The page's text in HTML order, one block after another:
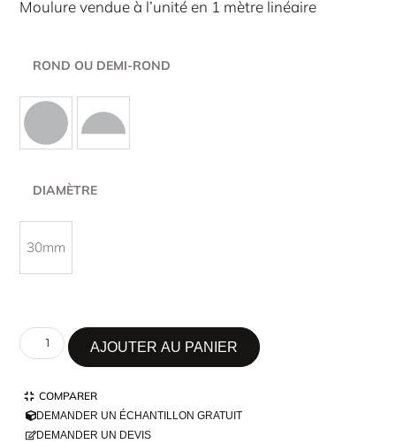
Moulure vendue à l’unité en 1 mètre linéaire
ROND OU DEMI-ROND
DIAMÈTRE
30mm
AJOUTER AU PANIER
COMPARER
DEMANDER UN ÉCHANTILLON GRATUIT
DEMANDER UN DEVIS